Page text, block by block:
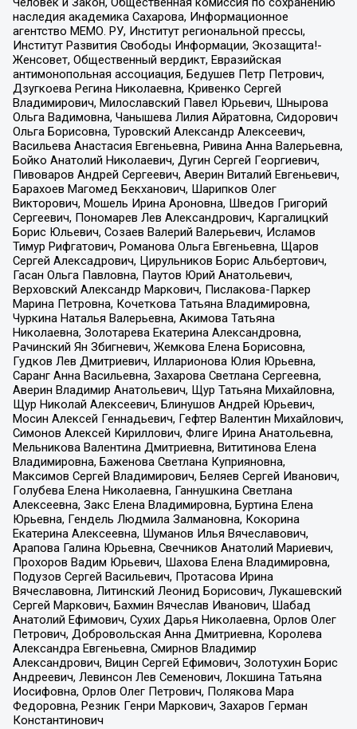
наследия академика Сахарова, Информационное
агентство МЕМО. РУ, Институт региональной прессы,
Институт Развития Свободы Информации, Экозащита!-
Женсовет, Общественный вердикт, Евразийская
антимонопольная ассоциация, Бедушев Петр Петрович,
Дзугкоева Регина Николаевна, Кривенко Сергей
Владимирович, Милославский Павел Юрьевич, Шнырова
Ольга Вадимовна, Чанышева Лилия Айратовна, Сидорович
Ольга Борисовна, Туровский Александр Алексеевич,
Васильева Анастасия Евгеньевна, Ривина Анна Валерьевна,
Бойко Анатолий Николаевич, Дугин Сергей Георгиевич,
Пивоваров Андрей Сергеевич, Аверин Виталий Евгеньевич,
Барахоев Магомед Бекханович, Шарипков Олег
Викторович, Мошель Ирина Ароновна, Шведов Григорий
Сергеевич, Пономарев Лев Александрович, Каргалицкий
Борис Юльевич, Созаев Валерий Валерьевич, Исламов
Тимур Рифгатович, Романова Ольга Евгеньевна, Щаров
Сергей Алексадрович, Цирульников Борис Альбертович,
Гасан Ольга Павловна, Паутов Юрий Анатольевич,
Верховский Александр Маркович, Пислакова-Паркер
Марина Петровна, Кочеткова Татьяна Владимировна,
Чуркина Наталья Валерьевна, Акимова Татьяна
Николаевна, Золотарева Екатерина Александровна,
Рачинский Ян Збигневич, Жемкова Елена Борисовна,
Гудков Лев Дмитриевич, Илларионова Юлия Юрьевна,
Саранг Анна Васильевна, Захарова Светлана Сергеевна,
Аверин Владимир Анатольевич, Щур Татьяна Михайловна,
Щур Николай Алексеевич, Блинушов Андрей Юрьевич,
Мосин Алексей Геннадьевич, Гефтер Валентин Михайлович,
Симонов Алексей Кириллович, Флиге Ирина Анатольевна,
Мельникова Валентина Дмитриевна, Вититинова Елена
Владимировна, Баженова Светлана Куприяновна,
Максимов Сергей Владимирович, Беляев Сергей Иванович,
Голубева Елена Николаевна, Ганнушкина Светлана
Алексеевна, Закс Елена Владимировна, Буртина Елена
Юрьевна, Гендель Людмила Залмановна, Кокорина
Екатерина Алексеевна, Шуманов Илья Вячеславович,
Арапова Галина Юрьевна, Свечников Анатолий Мариевич,
Прохоров Вадим Юрьевич, Шахова Елена Владимировна,
Подузов Сергей Васильевич, Протасова Ирина
Вячеславовна, Литинский Леонид Борисович, Лукашевский
Сергей Маркович, Бахмин Вячеслав Иванович, Шабад
Анатолий Ефимович, Сухих Дарья Николаевна, Орлов Олег
Петрович, Добровольская Анна Дмитриевна, Королева
Александра Евгеньевна, Смирнов Владимир
Александрович, Вицин Сергей Ефимович, Золотухин Борис
Андреевич, Левинсон Лев Семенович, Локшина Татьяна
Иосифовна, Орлов Олег Петрович, Полякова Мара
Федоровна, Резник Генри Маркович, Захаров Герман
Константинович